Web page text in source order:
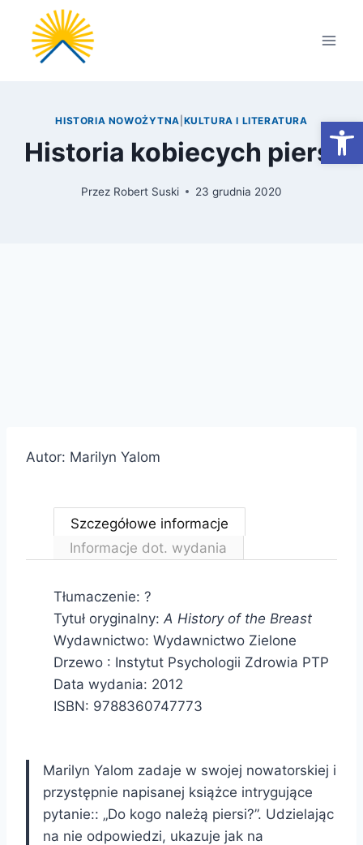
Przejdź
treści
HISTORIA NOWOŻYTNA KULTURA I LITERATURA
Historia kobiecych piersi
Przez Robert Suski 23 grudnia 2020
Autor: Marilyn Yalom
Szczegółowe informacje
Informacje dot. wydania
Tłumaczenie: ?
Tytuł oryginalny: A History of the Breast
Wydawnictwo: Wydawnictwo Zielone
Drzewo : Instytut Psychologii Zdrowia PTP
Data wydania: 2012
ISBN: 9788360747773
Marilyn Yalom zadaje w swojej nowatorskiej i
przystępnie napisanej książce intrygujące
pytanie:: „Do kogo należą piersi?”. Udzielając
na nie odpowiedzi, ukazuje jak na